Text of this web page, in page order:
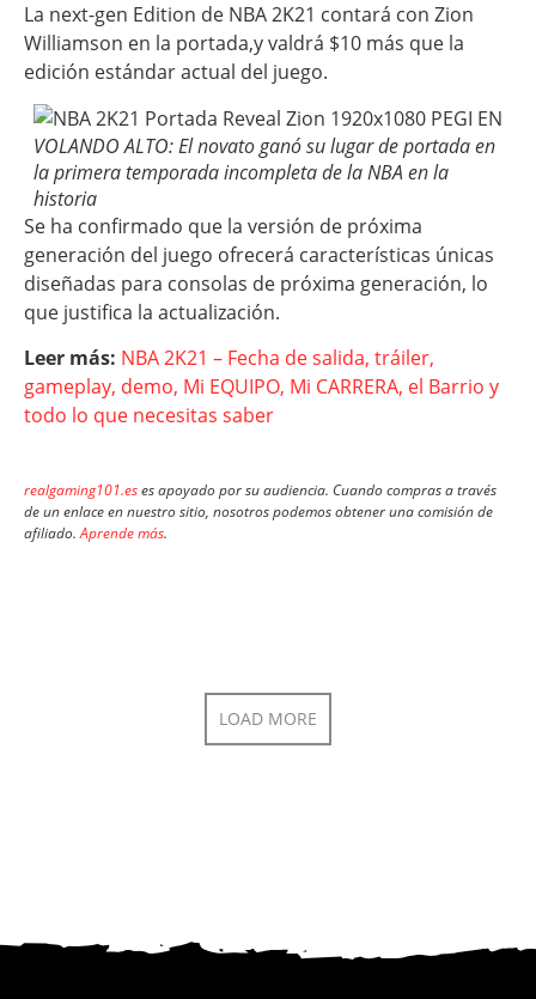
La next-gen Edition de NBA 2K21 contará con Zion
Williamson en la portada,y valdrá $10 más que la
edición estándar actual del juego.
VOLANDO ALTO: El novato ganó su lugar de portada en
la primera temporada incompleta de la NBA en la
historia
Se ha confirmado que la versión de próxima
generación del juego ofrecerá características únicas
diseñadas para consolas de próxima generación, lo
que justifica la actualización.
Leer más: NBA 2K21 – Fecha de salida, tráiler,
gameplay, demo, Mi EQUIPO, Mi CARRERA, el Barrio y
todo lo que necesitas saber
realgaming101.eses apoyado por su audiencia. Cuando compras a través
de un enlace en nuestro sitio, nosotros podemos obtener una comisión de
afiliado.Aprende más.
LOAD MORE